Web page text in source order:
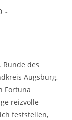
des
Augsburg,
Fortuna
reizvolle
feststellen,